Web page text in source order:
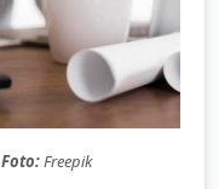
Foto:Freepik